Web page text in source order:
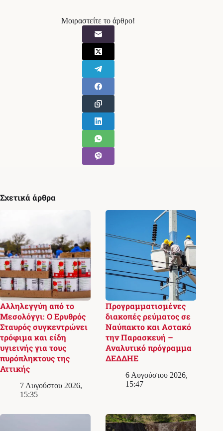
Μοιραστείτε το άρθρο!
Σχετικά άρθρα
Αλληλεγγύη από το
Μεσολόγγι: Ο Ερυθρός
Σταυρός συγκεντρώνει
τρόφιμα και είδη
υγιεινής για τους
πυρόπληκτους της
Αττικής
7 Αυγούστου 2026,
15:35
Προγραμματισμένες
διακοπές ρεύματος σε
Ναύπακτο και Αστακό
την Παρασκευή –
Αναλυτικό πρόγραμμα
ΔΕΔΔΗΕ
6 Αυγούστου 2026,
15:47